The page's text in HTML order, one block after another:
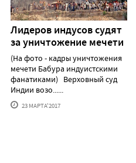
Лидеров индусов судят
за уничтожение мечети
(На фото - кадры уничтожения
мечети Бабура индуистскими
фанатиками) Верховный суд
Индии возо......
23 МАРТА'2017